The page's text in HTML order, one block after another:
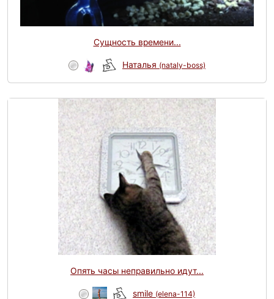
Сущность времени...
Наталья (nataly-boss)
Опять часы неправильно идут...
smile (elena-114)